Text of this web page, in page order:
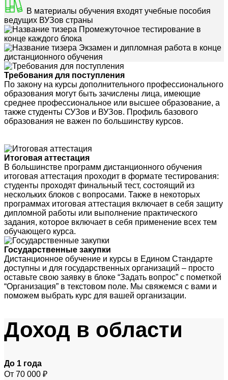
В материалы обучения входят учебные пособия
ведущих ВУЗов страны
Промежуточное тестирование в
конце каждого блока
Экзамен и дипломная работа в конце
дистанционного обучения
Требования для поступления
По закону на курсы дополнительного профессионального
образования могут быть зачислены лица, имеющие
среднее профессиональное или высшее образование, а
также студенты СУЗов и ВУЗов. Профиль базового
образования не важен по большинству курсов.
Итоговая аттестация
В большинстве программ дистанционного обучения
итоговая аттестация проходит в формате тестирования:
студенты проходят финальный тест, состоящий из
нескольких блоков с вопросами. Также в некоторых
программах итоговая аттестация включает в себя защиту
дипломной работы или выполнение практического
задания, которое включает в себя применение всех тем
обучающего курса.
Государственные закупки
Дистанционное обучение и курсы в Едином Стандарте
доступны и для государственных организаций – просто
оставьте свою заявку в блоке “Задать вопрос” с пометкой
“Организация” в текстовом поле. Мы свяжемся с вами и
поможем выбрать курс для вашей организации.
Доход в области
До 1 года
От 70 000 ₽